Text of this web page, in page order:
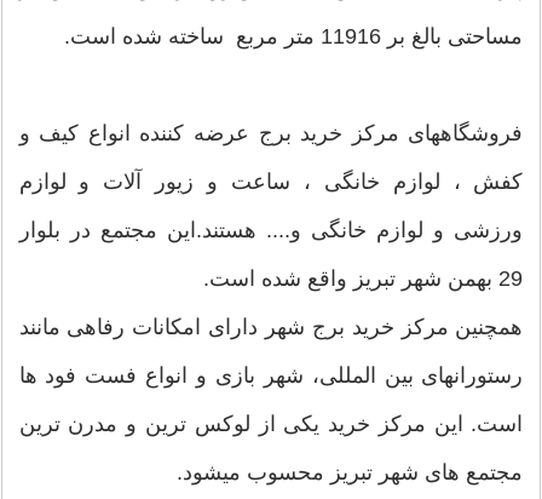
مساحتی بالغ بر 11916 متر مربع ساخته شده است.
فروشگاههای مرکز خرید برج عرضه کننده انواع کیف و
کفش ، لوازم خانگی ، ساعت و زیور آلات و لوازم
ورزشی و لوازم خانگی و.... هستند.این مجتمع در بلوار
29 بهمن شهر تبریز واقع شده است.
همچنین مرکز خرید برج شهر دارای امکانات رفاهی مانند
رستورانهای بین المللی، شهر بازی و انواع فست فود ها
است. این مرکز خرید یکی از لوکس ترین و مدرن ترین
مجتمع های شهر تبریز محسوب میشود.